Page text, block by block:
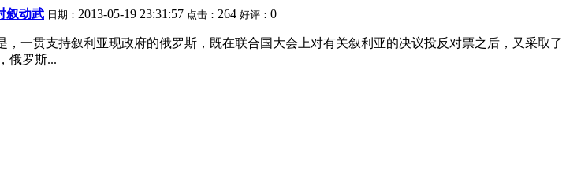
叙动武 日期： 2013-05-19 23:31:57 点击： 264 好评： 0
一贯支持叙利亚现政府的俄罗斯，既在联合国大会上对有关叙利亚的决议投反对票之后，又采取了
俄罗斯...